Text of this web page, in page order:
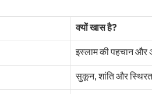
क्यों खास है?
इस्लाम की पहचान और
सुकून, शांति और